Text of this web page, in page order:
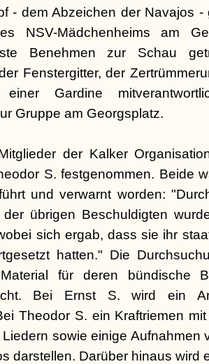
- dem Abzeichen der Navajos
NSV-Mädchenheims am
Benehmen zur Schau
Fenstergitter, der
einer Gardine
Gruppe am Georgsplatz.
der Kalker
S. festgenommen. Beide
und verwarnt worden:
übrigen Beschuldigten
sich ergab, dass sie ihr
hatten." Die
Material für deren bündische
Bei Ernst S. wird ein
Theodor S. ein Kraftriemen
sowie einige Aufnahmen
darstellen. Darüber hinaus wird